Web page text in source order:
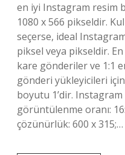
en iyi Instagram resim
1080 x 566 pikseldir.
seçerse, ideal
piksel veya pikseldir.
kare gönderiler ve 1:1
gönderi yükleyicileri
boyutu 1’dir.
görüntülenme oranı:
çözünürlük: 600 x 315;…